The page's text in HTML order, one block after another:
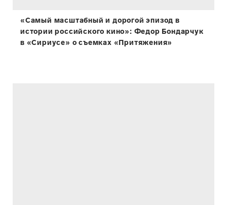
«Самый масштабный и дорогой эпизод в
истории российского кино»: Федор Бондарчук
в «Сириусе» о съемках «Притяжения»